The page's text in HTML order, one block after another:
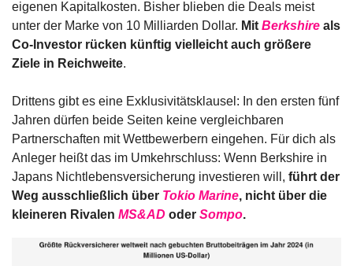
eigenen Kapitalkosten. Bisher blieben die Deals meist
unter der Marke von 10 Milliarden Dollar. Mit Berkshire als
Co-Investor rücken künftig vielleicht auch größere
Ziele in Reichweite.
Drittens gibt es eine Exklusivitätsklausel: In den ersten fünf
Jahren dürfen beide Seiten keine vergleichbaren
Partnerschaften mit Wettbewerbern eingehen. Für dich als
Anleger heißt das im Umkehrschluss: Wenn Berkshire in
Japans Nichtlebensversicherung investieren will, führt der
Weg ausschließlich über Tokio Marine, nicht über die
kleineren Rivalen MS&AD oder Sompo.